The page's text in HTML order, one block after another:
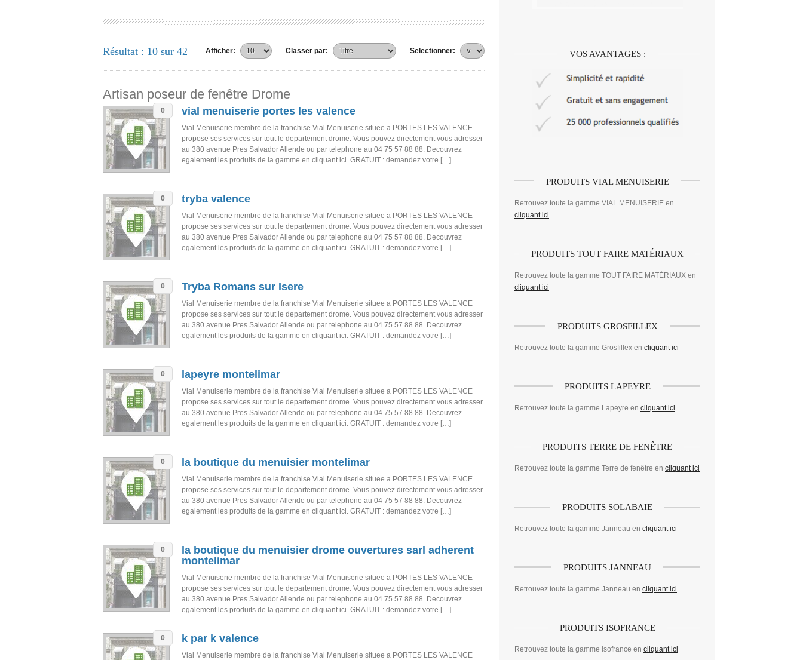
Résultat : 10 sur 42 Afficher: Classer par: Selectionner:
Artisan poseur de fenêtre Drome
0 vial menuiserie portes les valence
Vial Menuiserie membre de la franchise Vial Menuiserie situee a PORTES LES VALENCE
propose ses services sur tout le departement drome. Vous pouvez directement vous adresser
au 380 avenue Pres Salvador Allende ou par telephone au 04 75 57 88 88. Decouvrez
egalement les produits de la gamme en cliquant ici. GRATUIT : demandez votre […]
0 tryba valence
Vial Menuiserie membre de la franchise Vial Menuiserie situee a PORTES LES VALENCE
propose ses services sur tout le departement drome. Vous pouvez directement vous adresser
au 380 avenue Pres Salvador Allende ou par telephone au 04 75 57 88 88. Decouvrez
egalement les produits de la gamme en cliquant ici. GRATUIT : demandez votre […]
0 Tryba Romans sur Isere
Vial Menuiserie membre de la franchise Vial Menuiserie situee a PORTES LES VALENCE
propose ses services sur tout le departement drome. Vous pouvez directement vous adresser
au 380 avenue Pres Salvador Allende ou par telephone au 04 75 57 88 88. Decouvrez
egalement les produits de la gamme en cliquant ici. GRATUIT : demandez votre […]
0 lapeyre montelimar
Vial Menuiserie membre de la franchise Vial Menuiserie situee a PORTES LES VALENCE
propose ses services sur tout le departement drome. Vous pouvez directement vous adresser
au 380 avenue Pres Salvador Allende ou par telephone au 04 75 57 88 88. Decouvrez
egalement les produits de la gamme en cliquant ici. GRATUIT : demandez votre […]
0 la boutique du menuisier montelimar
Vial Menuiserie membre de la franchise Vial Menuiserie situee a PORTES LES VALENCE
propose ses services sur tout le departement drome. Vous pouvez directement vous adresser
au 380 avenue Pres Salvador Allende ou par telephone au 04 75 57 88 88. Decouvrez
egalement les produits de la gamme en cliquant ici. GRATUIT : demandez votre […]
0
la boutique du menuisier drome ouvertures sarl adherent
montelimar
Vial Menuiserie membre de la franchise Vial Menuiserie situee a PORTES LES VALENCE
propose ses services sur tout le departement drome. Vous pouvez directement vous adresser
au 380 avenue Pres Salvador Allende ou par telephone au 04 75 57 88 88. Decouvrez
egalement les produits de la gamme en cliquant ici. GRATUIT : demandez votre […]
0 k par k valence
Vial Menuiserie membre de la franchise Vial Menuiserie situee a PORTES LES VALENCE
VOS AVANTAGES :
PRODUITS VIAL MENUISERIE
Retrouvez toute la gamme VIAL MENUISERIE en
cliquant ici
PRODUITS TOUT FAIRE MATÉRIAUX
Retrouvez toute la gamme TOUT FAIRE MATÉRIAUX en
cliquant ici
PRODUITS GROSFILLEX
Retrouvez toute la gamme Grosfillex en cliquant ici
PRODUITS LAPEYRE
Retrouvez toute la gamme Lapeyre en cliquant ici
PRODUITS TERRE DE FENÊTRE
Retrouvez toute la gamme Terre de fenêtre en cliquant ici
PRODUITS SOLABAIE
Retrouvez toute la gamme Janneau en cliquant ici
PRODUITS JANNEAU
Retrouvez toute la gamme Janneau en cliquant ici
PRODUITS ISOFRANCE
Retrouvez toute la gamme Isofrance en cliquant ici